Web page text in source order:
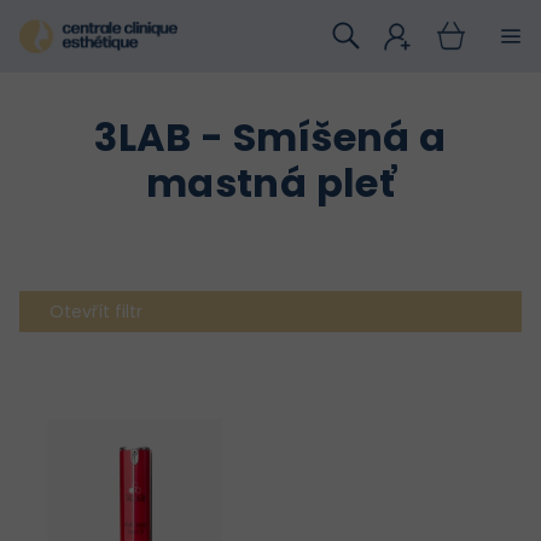
na
obsah
3LAB - Smíšená a
mastná pleť
Otevřít filtr